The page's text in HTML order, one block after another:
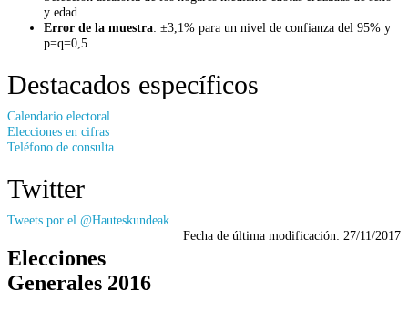
y edad.
Error de la muestra: ±3,1% para un nivel de confianza del 95% y
p=q=0,5.
Destacados específicos
Calendario electoral
Elecciones en cifras
Teléfono de consulta
Twitter
Tweets por el @Hauteskundeak.
Fecha de última modificación: 27/11/2017
Elecciones
Generales 2016